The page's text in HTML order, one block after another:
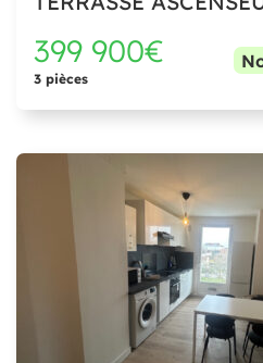
399 900€
3 pièces